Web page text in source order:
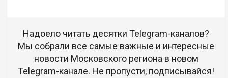
Надоело читать десятки Telegram-каналов?
Мы собрали все самые важные и интересные
новости Московского региона в новом
Telegram-канале. Не пропусти, подписывайся!